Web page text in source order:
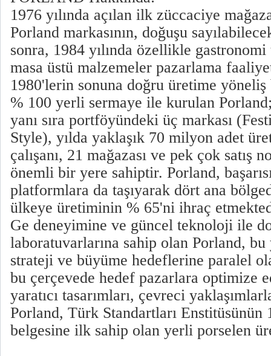
1976 yılında açılan ilk züccaciye
Porland markasının, doğuşu
sonra, 1984 yılında özellikle
masa üstü malzemeler pazarlama
1980'lerin sonuna doğru üretime yöneliş
% 100 yerli sermaye ile kurulan
yanı sıra portföyündeki üç markası
Style), yılda yaklaşık 70 milyon adet
çalışanı, 21 mağazası ve pek çok satış
önemli bir yere sahiptir. Porland,
platformlara da taşıyarak dört ana
ülkeye üretiminin % 65'ni ihraç
Ge deneyimine ve güncel teknoloji ile
laboratuvarlarına sahip olan Porland, bu
strateji ve büyüme hedeflerine paralel
bu çerçevede hedef pazarlara optimize
yaratıcı tasarımları, çevreci
Porland, Türk Standartları Enstitüsünün
belgesine ilk sahip olan yerli porselen